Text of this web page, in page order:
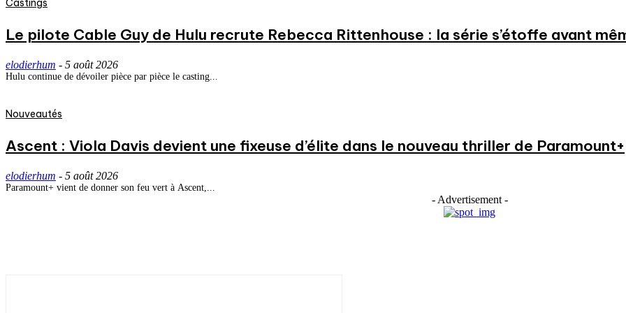
Castings
Le pilote Cable Guy de Hulu recrute Rebecca Rittenhouse : la série s’étoffe avant
elodierhum - 5 août 2026
Hulu continue de dévoiler pièce par pièce le casting...
Nouveautés
Ascent : Viola Davis devient une fixeuse d’élite dans le nouveau thriller de Paramount+
elodierhum - 5 août 2026
Paramount+ vient de donner son feu vert à Ascent,...
- Advertisement -